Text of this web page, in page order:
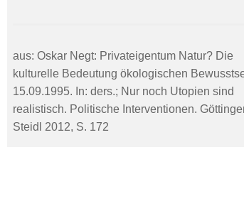
aus: Oskar Negt: Privateigentum Natur? Die
kulturelle Bedeutung ökologischen
15.09.1995. In: ders.; Nur noch Utopien sind
realistisch. Politische Interventionen.
Steidl 2012, S. 172